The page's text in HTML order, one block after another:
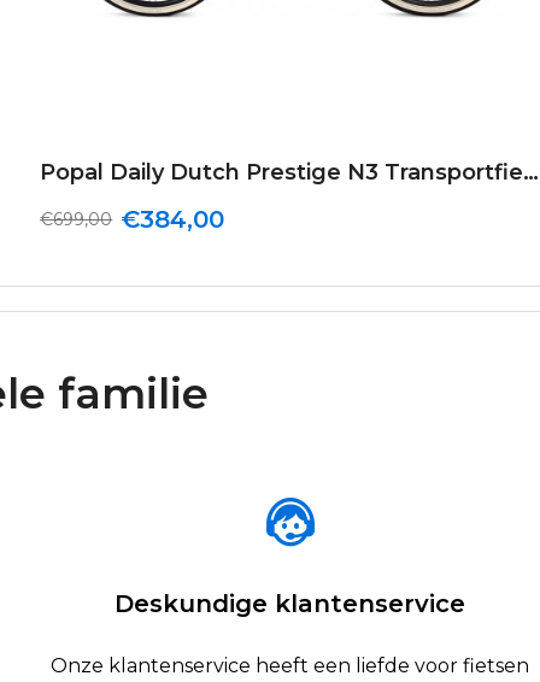
Popal Daily Dutch Prestige N3 Transportfiets 28 inch Dames 47cm Leger Groen
€384,00
€699,00
familie
Deskundige klantenservice
Onze klantenservice heeft een liefde voor fietsen